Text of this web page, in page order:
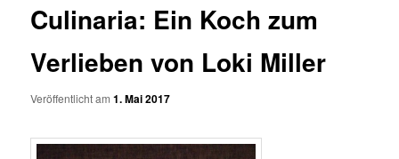
Culinaria: Ein Koch zum
Verlieben von Loki Miller
Veröffentlicht am1. Mai 2017